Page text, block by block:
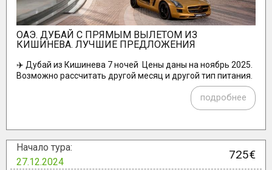
ОАЭ. ДУБАЙ C ПРЯМЫМ ВЫЛЕТОМ ИЗ
КИШИНЕВА. ЛУЧШИЕ ПРЕДЛОЖЕНИЯ
✈️ Дубай из Кишинева 7 ночей Цены даны на ноябрь 2025.
Возможно рассчитать другой месяц и другой тип питания.
подробнее
Начало тура:
27.12.2024
725€